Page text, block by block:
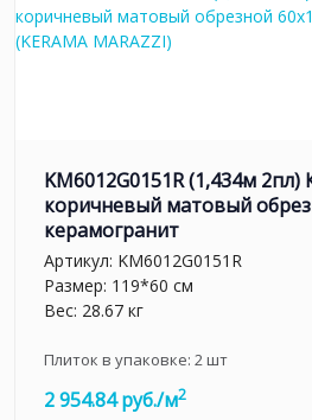
KM6012G0151R (1,434м 2пл)
коричневый матовый
керамогранит
Артикул: KM6012G0151R
Размер: 119*60 см
Вес: 28.67 кг
Плиток в упаковке: 2шт
2 954.84 руб./м2